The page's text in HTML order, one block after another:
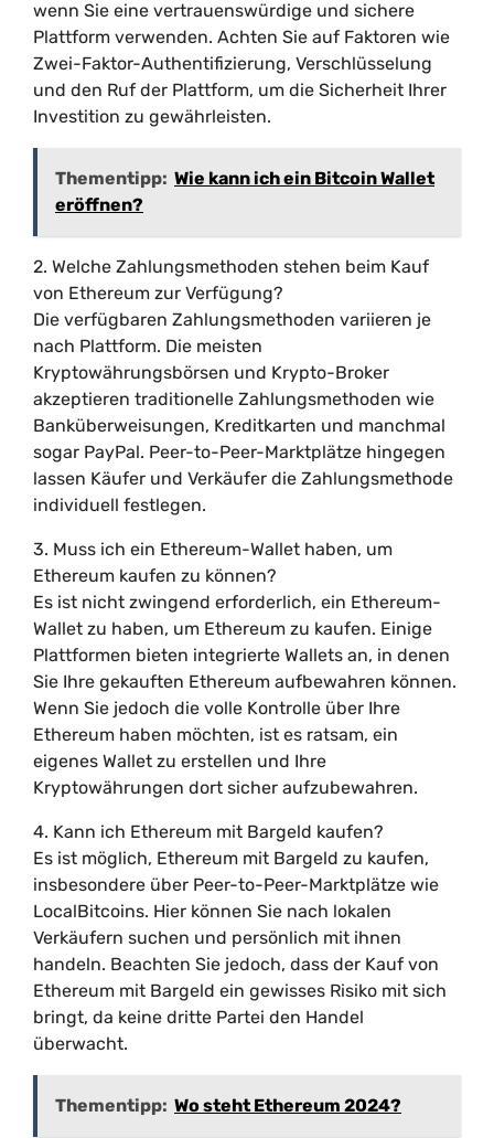
wenn Sie eine vertrauenswürdige und sichere
Plattform verwenden. Achten Sie auf Faktoren wie
Zwei-Faktor-Authentifizierung, Verschlüsselung
und den Ruf der Plattform, um die Sicherheit Ihrer
Investition zu gewährleisten.
Thementipp: Wie kann ich ein Bitcoin Wallet
eröffnen?
2. Welche Zahlungsmethoden stehen beim Kauf
von Ethereum zur Verfügung?
Die verfügbaren Zahlungsmethoden variieren je
nach Plattform. Die meisten
Kryptowährungsbörsen und Krypto-Broker
akzeptieren traditionelle Zahlungsmethoden wie
Banküberweisungen, Kreditkarten und manchmal
sogar PayPal. Peer-to-Peer-Marktplätze hingegen
lassen Käufer und Verkäufer die Zahlungsmethode
individuell festlegen.
3. Muss ich ein Ethereum-Wallet haben, um
Ethereum kaufen zu können?
Es ist nicht zwingend erforderlich, ein Ethereum-
Wallet zu haben, um Ethereum zu kaufen. Einige
Plattformen bieten integrierte Wallets an, in denen
Sie Ihre gekauften Ethereum aufbewahren können.
Wenn Sie jedoch die volle Kontrolle über Ihre
Ethereum haben möchten, ist es ratsam, ein
eigenes Wallet zu erstellen und Ihre
Kryptowährungen dort sicher aufzubewahren.
4. Kann ich Ethereum mit Bargeld kaufen?
Es ist möglich, Ethereum mit Bargeld zu kaufen,
insbesondere über Peer-to-Peer-Marktplätze wie
LocalBitcoins. Hier können Sie nach lokalen
Verkäufern suchen und persönlich mit ihnen
handeln. Beachten Sie jedoch, dass der Kauf von
Ethereum mit Bargeld ein gewisses Risiko mit sich
bringt, da keine dritte Partei den Handel
überwacht.
Thementipp: Wo steht Ethereum 2024?